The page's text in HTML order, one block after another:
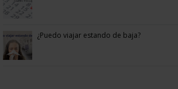
¿Puedo viajar estando de baja?